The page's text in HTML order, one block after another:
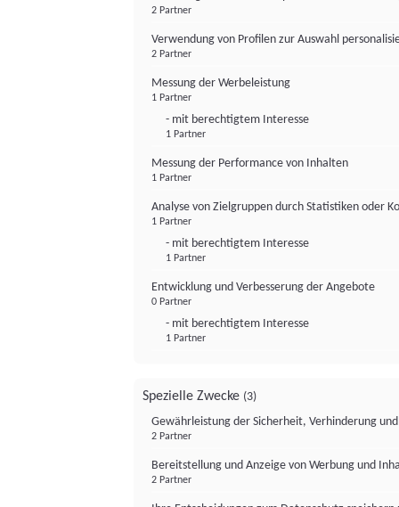
2 Partner
Verwendung von Profilen zur Auswahl
2 Partner
Messung der Werbeleistung
1 Partner
- mit berechtigtem Interesse
1 Partner
Messung der Performance von Inhalten
1 Partner
Analyse von Zielgruppen durch Statistiken oder
1 Partner
- mit berechtigtem Interesse
1 Partner
Entwicklung und Verbesserung der Angebote
0 Partner
- mit berechtigtem Interesse
1 Partner
Spezielle Zwecke (3)
Gewährleistung der Sicherheit, Verhinderung
2 Partner
Bereitstellung und Anzeige von Werbung und
2 Partner